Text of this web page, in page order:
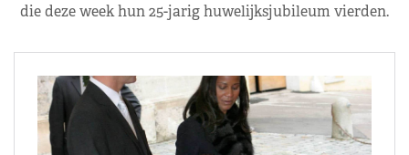
die deze week hun 25-jarig huwelijksjubileum vierden.